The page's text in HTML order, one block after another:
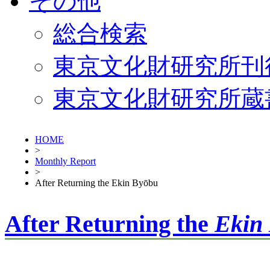
総合検索
東京文化財研究所
東京文化財研究所
HOME
>
Monthly Report
>
After Returning the Ekin Byōbu
After Returning the Ekin